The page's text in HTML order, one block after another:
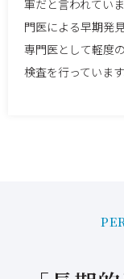
軍だと言われてい
門医による早期発
専門医として軽度
検査を行っています